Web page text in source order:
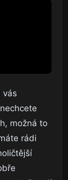
vás
možná to
rádi